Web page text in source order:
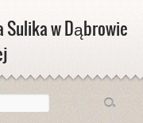
Sulika w Dąbrowie